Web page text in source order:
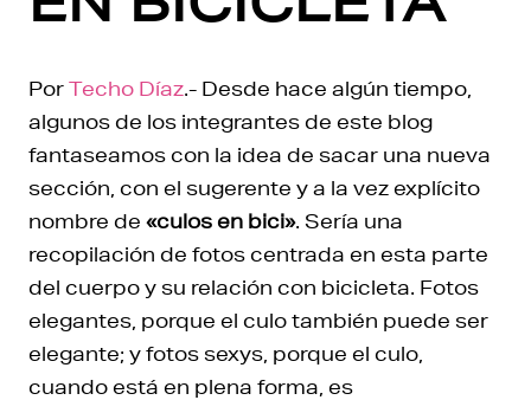
PorTecho Díaz.- Desde hace algún tiempo,
algunos de los integrantes de este blog
fantaseamos con la idea de sacar una nueva
sección, con el sugerente y a la vez explícito
nombre de «culos en bici». Sería una
recopilación de fotos centrada en esta parte
del cuerpo y su relación con bicicleta. Fotos
elegantes, porque el culo también puede ser
elegante; y fotos sexys, porque el culo,
cuando está en plena forma, es